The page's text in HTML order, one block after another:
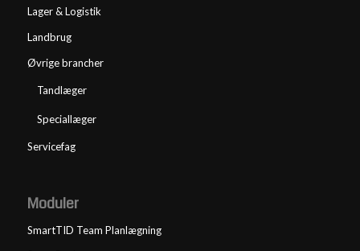
Lager & Logistik
Landbrug
Øvrige brancher
Tandlæger
Speciallæger
Servicefag
Moduler
SmartTID Team Planlægning